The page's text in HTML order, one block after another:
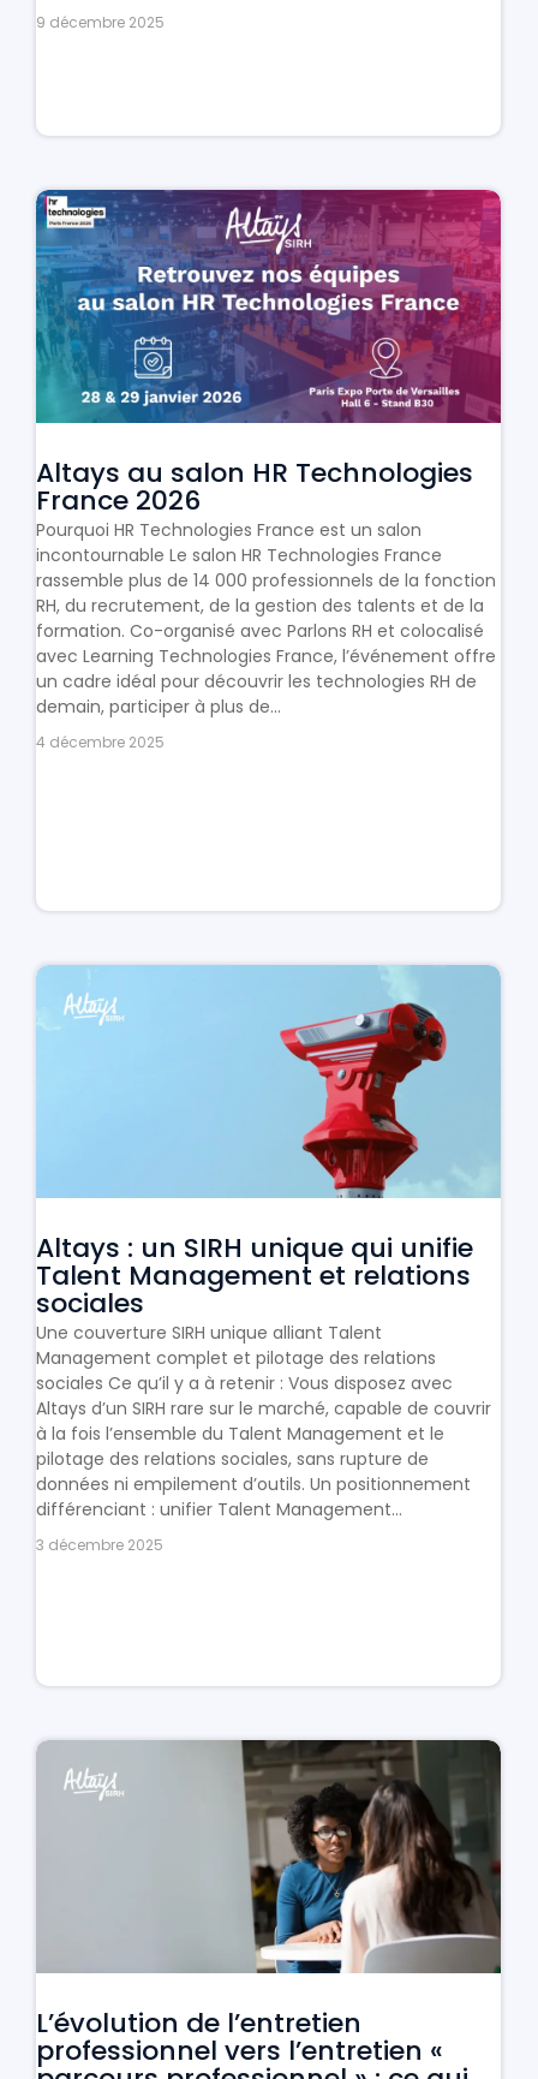
9 décembre 2025
Altays au salon HR Technologies
France 2026
Pourquoi HR Technologies France est un salon
incontournable Le salon HR Technologies France
rassemble plus de 14 000 professionnels de la fonction
RH, du recrutement, de la gestion des talents et de la
formation. Co-organisé avec Parlons RH et colocalisé
avec Learning Technologies France, l’événement offre
un cadre idéal pour découvrir les technologies RH de
demain, participer à plus de...
4 décembre 2025
Altays : un SIRH unique qui unifie
Talent Management et relations
sociales
Une couverture SIRH unique alliant Talent
Management complet et pilotage des relations
sociales Ce qu’il y a à retenir : Vous disposez avec
Altays d’un SIRH rare sur le marché, capable de couvrir
à la fois l’ensemble du Talent Management et le
pilotage des relations sociales, sans rupture de
données ni empilement d’outils. Un positionnement
différenciant : unifier Talent Management...
3 décembre 2025
L’évolution de l’entretien
professionnel vers l’entretien «